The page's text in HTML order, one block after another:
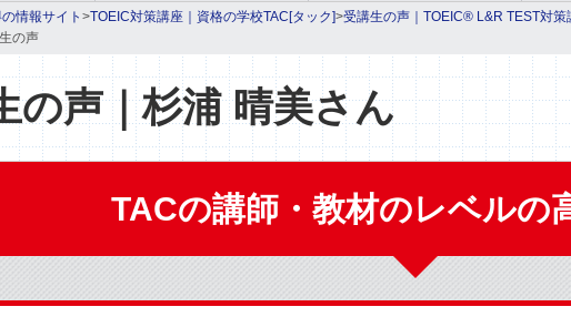
情報サイト >TOEIC対策講座｜資格の学校TAC[タック]>受講生の声｜TOEIC® L&R TEST対策
の声
の声｜杉浦 晴美さん
TACの講師・教材のレベルの